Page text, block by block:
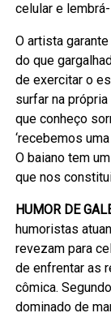
celular e
O artista
do que
de exercitar o
surfar na
que conheço
‘recebemos
O baiano tem
que nos
HUMOR DE
humoristas
revezam para
de enfrentar as
cômica.
dominado de